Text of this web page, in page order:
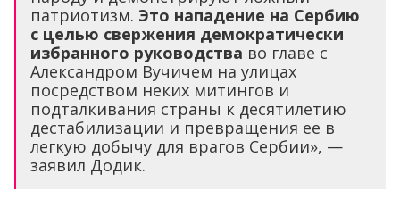
патриотизм. Это нападение на Сербию
с целью свержения демократически
избранного руководства во главе с
Александром Вучичем на улицах
посредством неких митингов и
подталкивания страны к десятилетию
дестабилизации и превращения ее в
легкую добычу для врагов Сербии», —
заявил Додик.